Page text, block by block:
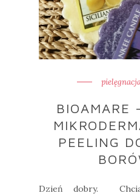
BIOAMARE
PEELING
Dzień dobry.